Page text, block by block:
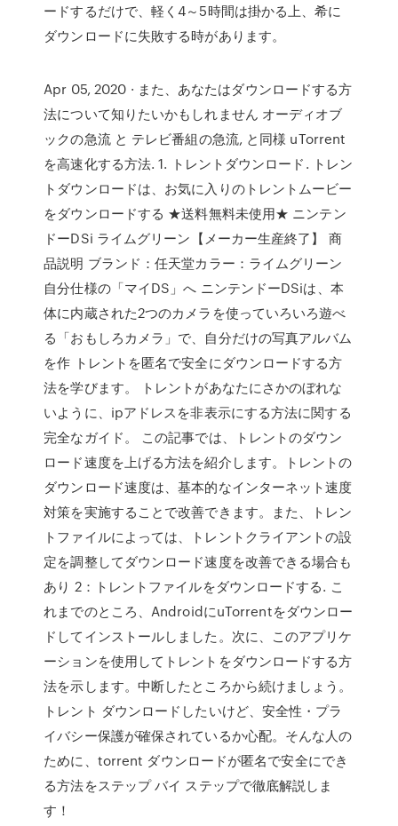
ードするだけで、軽く4～5時間は掛かる上、希に
ダウンロードに失敗する時があります。
Apr 05, 2020 · また、あなたはダウンロードする方
法について知りたいかもしれません オーディオブ
ックの急流 と テレビ番組の急流, と同様 uTorrent
を高速化する方法. 1. トレントダウンロード. トレン
トダウンロードは、お気に入りのトレントムービー
をダウンロードする ★送料無料未使用★ ニンテン
ドーDSi ライムグリーン【メーカー生産終了】 商
品説明 ブランド：任天堂カラー：ライムグリーン
自分仕様の「マイDS」へ ニンテンドーDSiは、本
体に内蔵された2つのカメラを使っていろいろ遊べ
る「おもしろカメラ」で、自分だけの写真アルバム
を作 トレントを匿名で安全にダウンロードする方
法を学びます。 トレントがあなたにさかのぼれな
いように、ipアドレスを非表示にする方法に関する
完全なガイド。 この記事では、トレントのダウン
ロード速度を上げる方法を紹介します。トレントの
ダウンロード速度は、基本的なインターネット速度
対策を実施することで改善できます。また、トレン
トファイルによっては、トレントクライアントの設
定を調整してダウンロード速度を改善できる場合も
あり 2：トレントファイルをダウンロードする. こ
れまでのところ、AndroidにuTorrentをダウンロー
ドしてインストールしました。次に、このアプリケ
ーションを使用してトレントをダウンロードする方
法を示します。中断したところから続けましょう。
トレント ダウンロードしたいけど、安全性・プラ
イバシー保護が確保されているか心配。そんな人の
ために、torrent ダウンロードが匿名で安全にでき
る方法をステップ バイ ステップで徹底解説しま
す！